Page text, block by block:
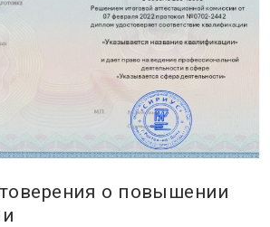
о повышении